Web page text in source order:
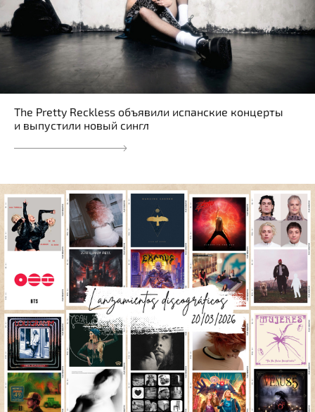
The Pretty Reckless объявили испанские концерты
и выпустили новый сингл